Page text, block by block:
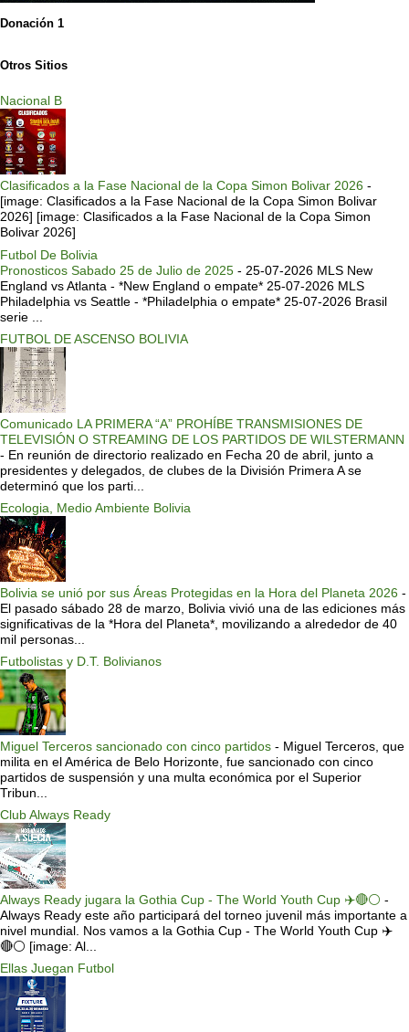
Donación 1
Otros Sitios
Nacional B
Clasificados a la Fase Nacional de la Copa Simon Bolivar 2026 -
[image: Clasificados a la Fase Nacional de la Copa Simon Bolivar
2026] [image: Clasificados a la Fase Nacional de la Copa Simon
Bolivar 2026]
Futbol De Bolivia
Pronosticos Sabado 25 de Julio de 2025 - 25-07-2026 MLS New
England vs Atlanta - *New England o empate* 25-07-2026 MLS
Philadelphia vs Seattle - *Philadelphia o empate* 25-07-2026 Brasil
serie ...
FUTBOL DE ASCENSO BOLIVIA
Comunicado LA PRIMERA “A” PROHÍBE TRANSMISIONES DE
TELEVISIÓN O STREAMING DE LOS PARTIDOS DE WILSTERMANN
- En reunión de directorio realizado en Fecha 20 de abril, junto a
presidentes y delegados, de clubes de la División Primera A se
determinó que los parti...
Ecologia, Medio Ambiente Bolivia
Bolivia se unió por sus Áreas Protegidas en la Hora del Planeta 2026 -
El pasado sábado 28 de marzo, Bolivia vivió una de las ediciones más
significativas de la *Hora del Planeta*, movilizando a alrededor de 40
mil personas...
Futbolistas y D.T. Bolivianos
Miguel Terceros sancionado con cinco partidos - Miguel Terceros, que
milita en el América de Belo Horizonte, fue sancionado con cinco
partidos de suspensión y una multa económica por el Superior
Tribun...
Club Always Ready
Always Ready jugara la Gothia Cup - The World Youth Cup ✈️🔴⚪️ -
Always Ready este año participará del torneo juvenil más importante a
nivel mundial. Nos vamos a la Gothia Cup - The World Youth Cup ✈️
🔴⚪️ [image: Al...
Ellas Juegan Futbol